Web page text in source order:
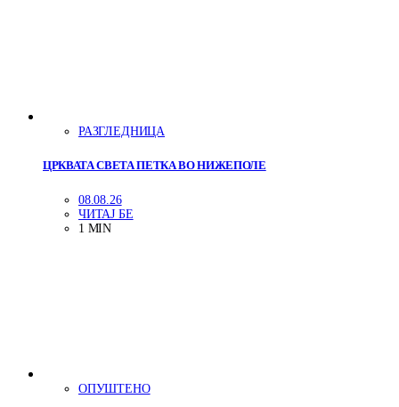
РАЗГЛЕДНИЦА
ЦРКВАТА СВЕТА ПЕТКА ВО НИЖЕПОЛЕ
08.08.26
ЧИТАЈ БЕ
1 MIN
ОПУШТЕНО